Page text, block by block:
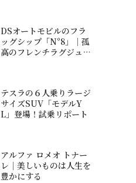
DSオートモビルのフラ
ッグシップ「N°8」｜孤
高のフレンチラグジュア
テスラの６人乗りラージ
サイズSUV「モデルY
L」登場！試乗リポート
アルファ ロメオ トナー
レ｜美しいものは人生を
豊かにする